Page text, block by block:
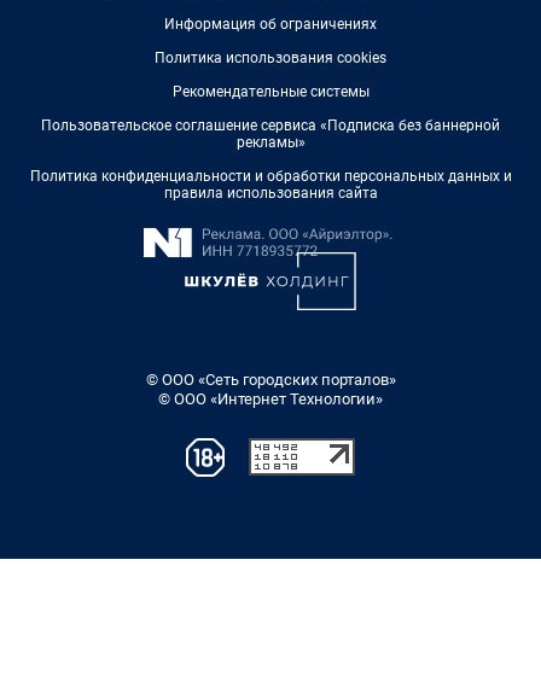
Информация об ограничениях
Политика использования cookies
Рекомендательные системы
Пользовательское соглашение сервиса «Подписка без баннерной
рекламы»
Политика конфиденциальности и обработки персональных данных и
правила использования сайта
© ООО «Сеть городских порталов»
© ООО «Интернет Технологии»